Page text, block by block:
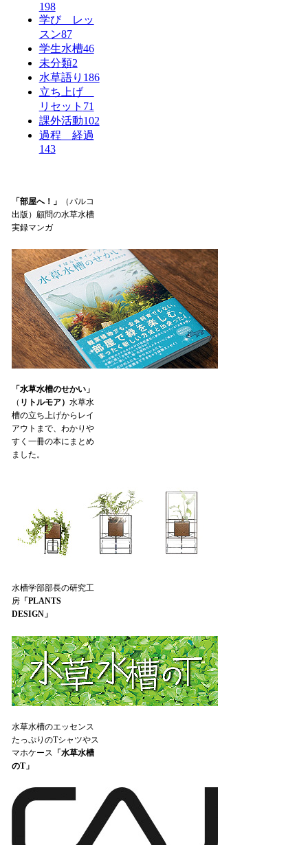
198
学び レッ
スン87
学生水槽46
未分類2
水草語り 186
立ち上げ
リセット 71
課外活動102
過程 経過
143
「部屋へ！」
（パルコ
出版）顧問の水草水槽
実録マンガ
「水草水槽のせかい」
（ リトルモア） 水草水
槽の立ち上げからレイ
アウトまで、わかりや
すく一冊の本にまとめ
ました。
水槽学部部長の研究工
房「PLANTS
DESIGN」
水草水槽のエッセンス
たっぷりのTシャツやス
マホケース 「水草水槽
のT」